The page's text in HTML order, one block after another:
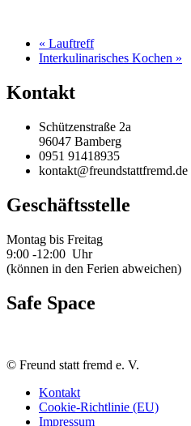
« Lauftreff
Interkulinarisches Kochen »
Kontakt
Schützenstraße 2a
96047 Bamberg
0951 91418935
kontakt@freundstattfremd.de
Geschäftsstelle
Montag bis Freitag
9:00 -12:00 Uhr
(können in den Ferien abweichen)
Safe Space
© Freund statt fremd e. V.
Kontakt
Cookie-Richtlinie (EU)
Impressum